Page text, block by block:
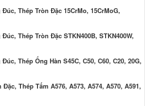
Thép Tròn Đặc 15CrMo, 15CrMoG,
Thép Tròn Đặc STKN400B, STKN400W,
Thép Ống Hàn S45C, C50, C60, C20, 20G,
Thép Tấm A576, A573, A574, A570, A591,